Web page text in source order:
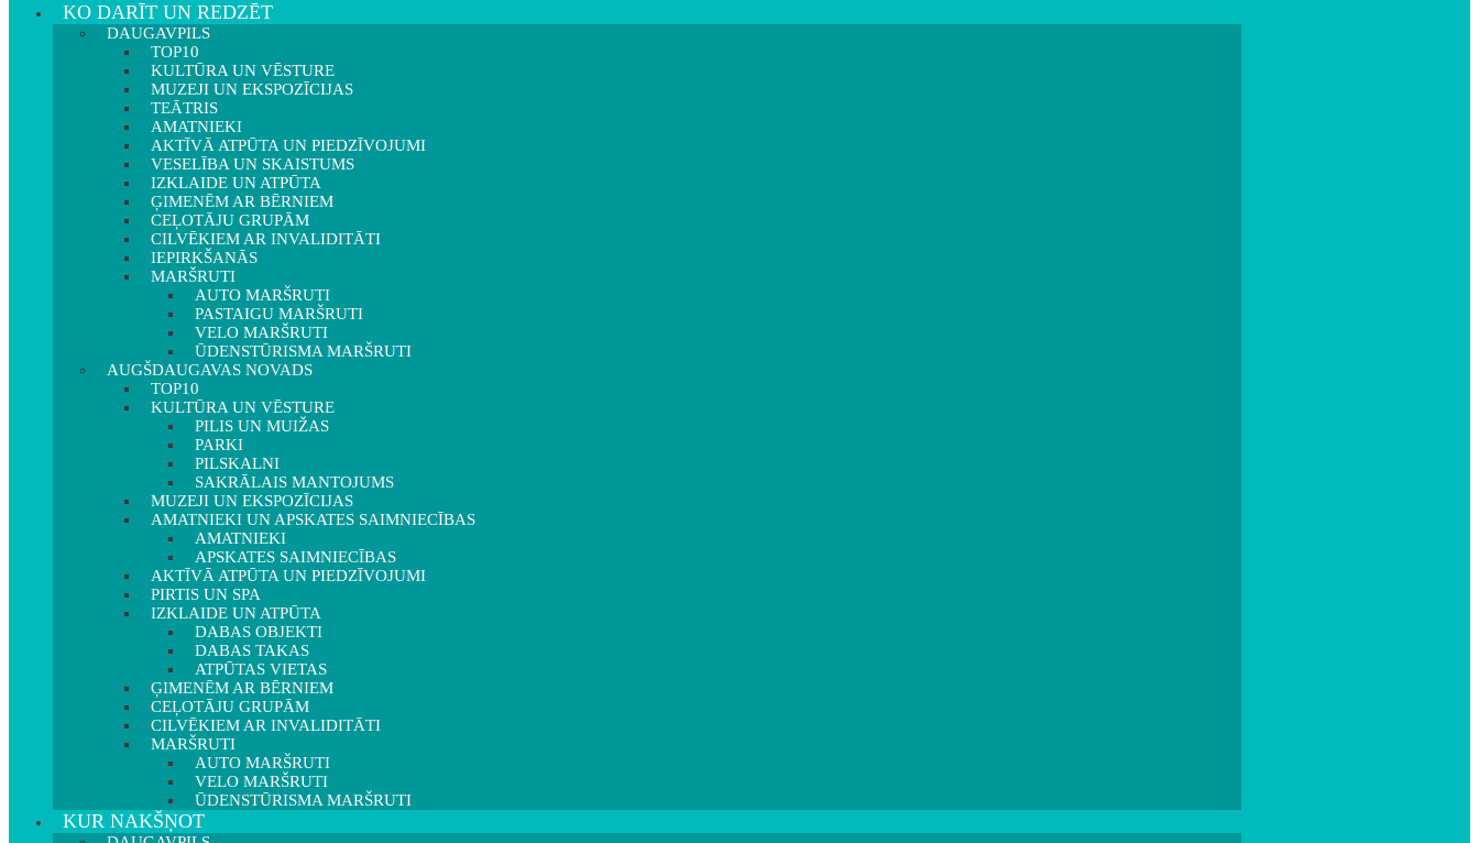
KO DARĪT UN REDZĒT
DAUGAVPILS
TOP10
KULTŪRA UN VĒSTURE
MUZEJI UN EKSPOZĪCIJAS
TEĀTRIS
AMATNIEKI
AKTĪVĀ ATPŪTA UN PIEDZĪVOJUMI
VESELĪBA UN SKAISTUMS
IZKLAIDE UN ATPŪTA
ĢIMENĒM AR BĒRNIEM
CEĻOTĀJU GRUPĀM
CILVĒKIEM AR INVALIDITĀTI
IEPIRKŠANĀS
MARŠRUTI
AUTO MARŠRUTI
PASTAIGU MARŠRUTI
VELO MARŠRUTI
ŪDENSTŪRISMA MARŠRUTI
AUGŠDAUGAVAS NOVADS
TOP10
KULTŪRA UN VĒSTURE
PILIS UN MUIŽAS
PARKI
PILSKALNI
SAKRĀLAIS MANTOJUMS
MUZEJI UN EKSPOZĪCIJAS
AMATNIEKI UN APSKATES SAIMNIECĪBAS
AMATNIEKI
APSKATES SAIMNIECĪBAS
AKTĪVĀ ATPŪTA UN PIEDZĪVOJUMI
PIRTIS UN SPA
IZKLAIDE UN ATPŪTA
DABAS OBJEKTI
DABAS TAKAS
ATPŪTAS VIETAS
ĢIMENĒM AR BĒRNIEM
CEĻOTĀJU GRUPĀM
CILVĒKIEM AR INVALIDITĀTI
MARŠRUTI
AUTO MARŠRUTI
VELO MARŠRUTI
ŪDENSTŪRISMA MARŠRUTI
KUR NAKŠŅOT